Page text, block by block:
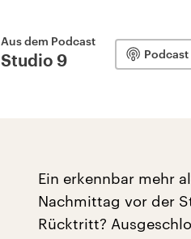
Aus dem Podcast
Studio 9
Ein erkennbar mehr
Nachmittag vor der
Rücktritt?